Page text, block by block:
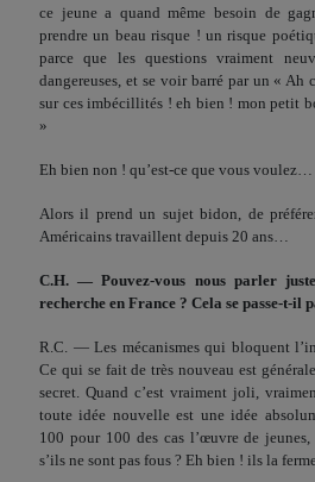
ce jeune a quand même besoin de
prendre un beau risque ! un risque
parce que les questions vrai­ment
dangereuses, et se voir barré par un « Ah
sur ces imbécillités ! eh bien ! mon petit
»
Eh bien non ! qu’est-ce que vous voulez…
Alors il prend un sujet bidon, de
Américains travaillent depuis 20 ans…
C.H. — Pouvez-vous nous parler
recherche en France ? Cela se passe-t-il
R.C. — Les mécanismes qui bloquent
Ce qui se fait de très nouveau est
secret. Quand c’est vraiment joli,
toute idée nouvelle est une idée
100 pour 100 des cas l’œuvre de jeunes,
s’ils ne sont pas fous ? Eh bien ! ils la